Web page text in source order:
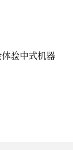
验中式机器